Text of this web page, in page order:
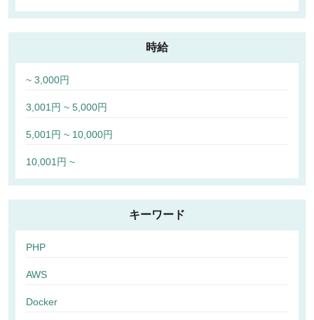
時給
~ 3,000円
3,001円 ~ 5,000円
5,001円 ~ 10,000円
10,001円 ~
キーワード
PHP
AWS
Docker